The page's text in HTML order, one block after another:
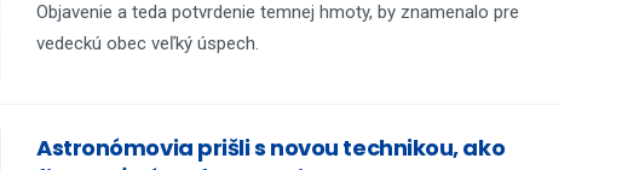
Objavenie a teda potvrdenie temnej hmoty, by znamenalo pre
vedeckú obec veľký úspech.
Astronómovia prišli s novou technikou, ako